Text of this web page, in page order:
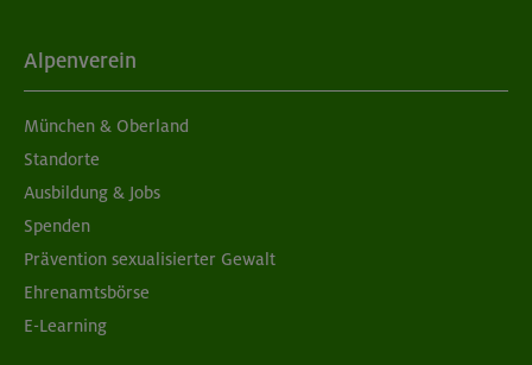
Alpenverein
München & Oberland
Standorte
Ausbildung & Jobs
Spenden
Prävention sexualisierter Gewalt
Ehrenamtsbörse
E-Learning